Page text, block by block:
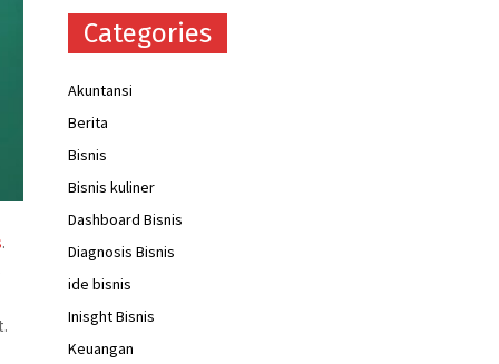
.
Categories
Akuntansi
Berita
Bisnis
Bisnis kuliner
Dashboard Bisnis
Diagnosis Bisnis
ide bisnis
Inisght Bisnis
Keuangan